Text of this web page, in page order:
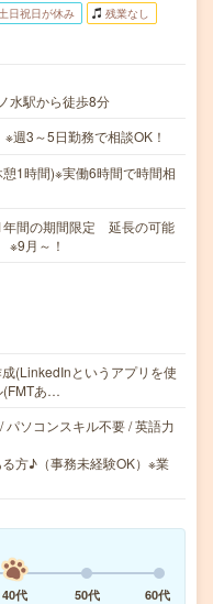
土日祝日が休み 残業なし
水駅から徒歩8分
週3～5日勤務で相談OK！
1時間)※実働6時間で時間相
間の期間限定 延長の可能
月～！
(LinkedInというアプリを使
(FMTあ…
パソコンスキル不要 / 英語力
方♪（事務未経験OK）※業
40代 50代
60代